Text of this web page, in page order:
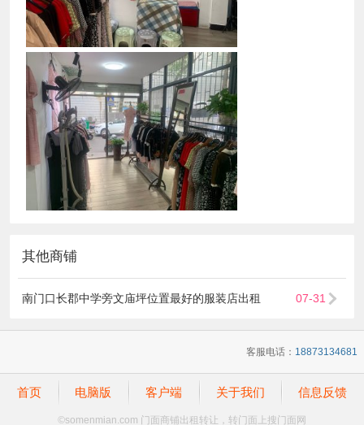
其他商铺
南门口长郡中学旁文庙坪位置最好的服装店出租 07-31
客服电话： 18873134681
首页 电脑版 客户端 关于我们 信息反馈
©somenmian.com 门面商铺出租转让，转门面上搜门面网